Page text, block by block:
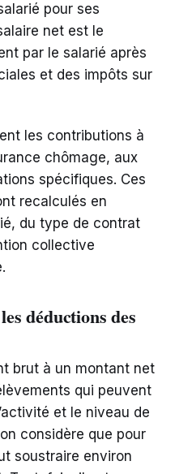
pour ses
net est le
par le salarié après
et des impôts sur
les contributions à
chômage, aux
spécifiques. Ces
recalculés en
du type de contrat
collective
déductions des
brut à un montant net
qui peuvent
et le niveau de
considère que pour
soustraire environ